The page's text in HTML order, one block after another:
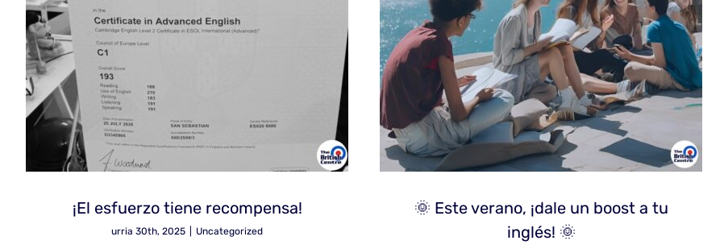
¡El esfuerzo tiene recompensa!
urria 30th, 2025 Uncategorized
🌞 Este verano, ¡dale un boost a tu
inglés! 🌞